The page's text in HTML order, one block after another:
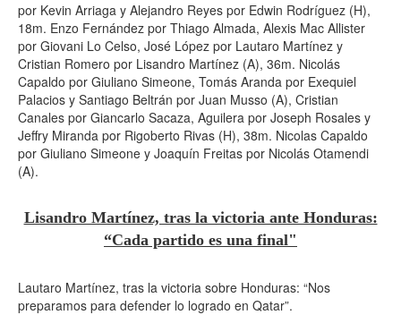
por Kevin Arriaga y Alejandro Reyes por Edwin Rodríguez (H),
18m. Enzo Fernández por Thiago Almada, Alexis Mac Allister
por Giovani Lo Celso, José López por Lautaro Martínez y
Cristian Romero por Lisandro Martínez (A), 36m. Nicolás
Capaldo por Giuliano Simeone, Tomás Aranda por Exequiel
Palacios y Santiago Beltrán por Juan Musso (A), Cristian
Canales por Giancarlo Sacaza, Aguilera por Joseph Rosales y
Jeffry Miranda por Rigoberto Rivas (H), 38m. Nicolas Capaldo
por Giuliano Simeone y Joaquín Freitas por Nicolás Otamendi
(A).
Lisandro Martínez, tras la victoria ante Honduras:
“Cada partido es una final"
Lautaro Martínez, tras la victoria sobre Honduras: “Nos
preparamos para defender lo logrado en Qatar”.